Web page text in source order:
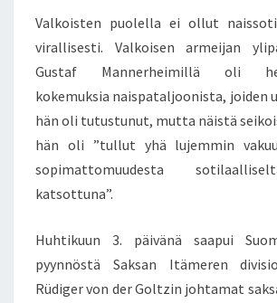
Valkoisten puolella ei ollut
virallisesti. Valkoisen armeijan
Gustaf Mannerheimillä oli
kokemuksia naispataljoonista, joiden
hän oli tutustunut, mutta näistä
hän oli ”tullut yhä lujemmin
sopimattomuudesta
katsottuna”.
Huhtikuun 3. päivänä saapui
pyynnöstä Saksan Itämeren
Rüdiger von der Goltzin johtamat